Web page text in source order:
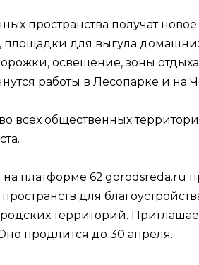
пространства получат
площадки для выгула
освещение, зоны
работы в Лесопарке и на
всех общественных
платформе 62.gorodsreda.ru
для
территорий.
продлится до 30 апреля.